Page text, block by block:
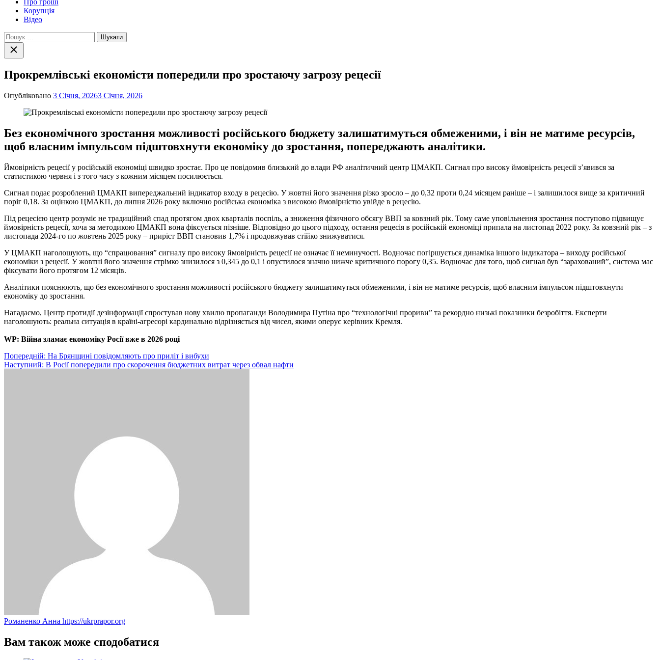
Про гроші
Корупція
Відео
Пошук:
Закрити
пошук
Прокремлівські економісти попередили про зростаючу загрозу рецесії
Опубліковано 3 Січня, 20263 Січня, 2026
Без економічного зростання можливості російського бюджету залишатимуться обмеженими, і він не матиме ресурсів,
щоб власним імпульсом підштовхнути економіку до зростання, попереджають аналітики.
Ймовірність рецесії у російській економіці швидко зростає. Про це повідомив близький до влади РФ аналітичний центр ЦМАКП. Сигнал про високу ймовірність рецесії з’явився за
статистикою червня і з того часу з кожним місяцем посилюється.
Сигнал подає розроблений ЦМАКП випереджальний індикатор входу в рецесію. У жовтні його значення різко зросло – до 0,32 проти 0,24 місяцем раніше – і залишилося вище за критичний
поріг 0,18. За оцінкою ЦМАКП, до липня 2026 року включно російська економіка з високою ймовірністю увійде в рецесію.
Під рецесією центр розуміє не традиційний спад протягом двох кварталів поспіль, а зниження фізичного обсягу ВВП за ковзний рік. Тому саме уповільнення зростання поступово підвищує
ймовірність рецесії, хоча за методикою ЦМАКП вона фіксується пізніше. Відповідно до цього підходу, остання рецесія в російській економіці припала на листопад 2022 року. За ковзний рік – з
листопада 2024-го по жовтень 2025 року – приріст ВВП становив 1,7% і продовжував стійко знижуватися.
У ЦМАКП наголошують, що “спрацювання” сигналу про високу ймовірність рецесії не означає її неминучості. Водночас погіршується динаміка іншого індикатора – виходу російської
економіки з рецесії. У жовтні його значення стрімко знизилося з 0,345 до 0,1 і опустилося значно нижче критичного порогу 0,35. Водночас для того, щоб сигнал був “зарахований”, система має
фіксувати його протягом 12 місяців.
Аналітики пояснюють, що без економічного зростання можливості російського бюджету залишатимуться обмеженими, і він не матиме ресурсів, щоб власним імпульсом підштовхнути
економіку до зростання.
Нагадаємо, Центр протидії дезінформації спростував нову хвилю пропаганди Володимира Путіна про “технологічні прориви” та рекордно низькі показники безробіття. Експерти
наголошують: реальна ситуація в країні-агресорі кардинально відрізняється від чисел, якими оперує керівник Кремля.
WP: Війна зламає економіку Росії вже в 2026 році
Навігація
записів
Попередній: На Брянщині повідомляють про приліт і вибухи
Наступний: В Росії попередили про скорочення бюджетних витрат через обвал нафти
Романенко Анна https://ukrprapor.org
Вам також може сподобатися